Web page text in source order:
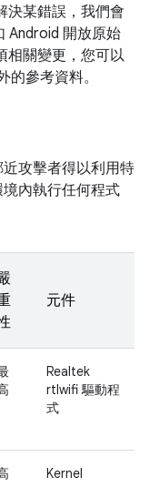
決某錯誤，我們會
Android 開放原始
相關變更，您可以
參考資料。
攻擊者得以利用特
內執行任何程式
元件
Realtek
rtlwifi 驅動程
式
Kernel